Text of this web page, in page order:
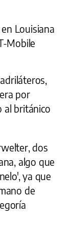
Louisiana
Mobile
por
al británico
dos
algo que
ya que
de